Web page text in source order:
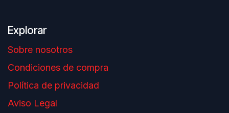
Explorar
Sobre nosotros
Condiciones de compra
Política de privacidad
Aviso Legal